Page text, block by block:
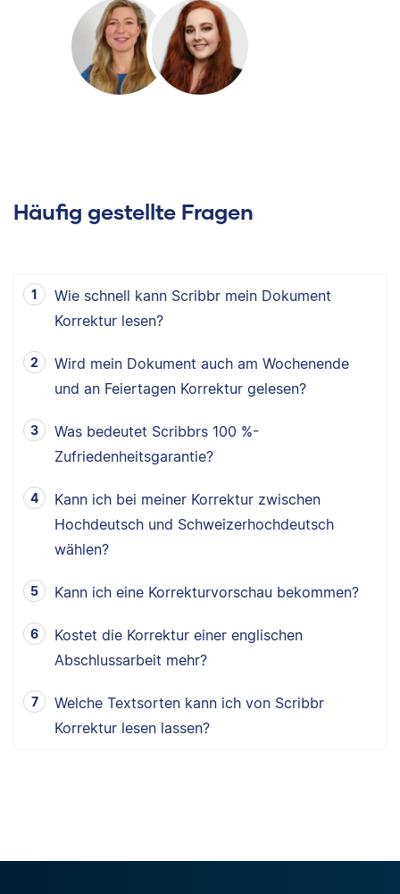
Häufig gestellte Fragen
Wie schnell kann Scribbr mein Dokument
Korrektur lesen?
Wird mein Dokument auch am Wochenende
und an Feiertagen Korrektur gelesen?
Was bedeutet Scribbrs 100 %-
Zufriedenheitsgarantie?
Kann ich bei meiner Korrektur zwischen
Hochdeutsch und Schweizerhochdeutsch
wählen?
Kann ich eine Korrekturvorschau bekommen?
Kostet die Korrektur einer englischen
Abschlussarbeit mehr?
Welche Textsorten kann ich von Scribbr
Korrektur lesen lassen?